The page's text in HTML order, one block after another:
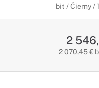
bit / Čierny /
2
2 070,45 €